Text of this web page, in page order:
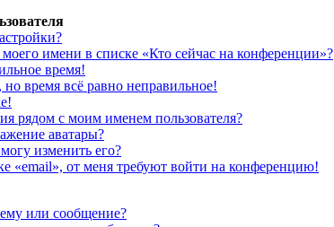
имени в списке «Кто сейчас на конференции»?
время!
время всё равно неправильное!
рядом с моим именем пользователя?
аватары?
изменить его?
«email», от меня требуют войти на конференцию!
или сообщение?